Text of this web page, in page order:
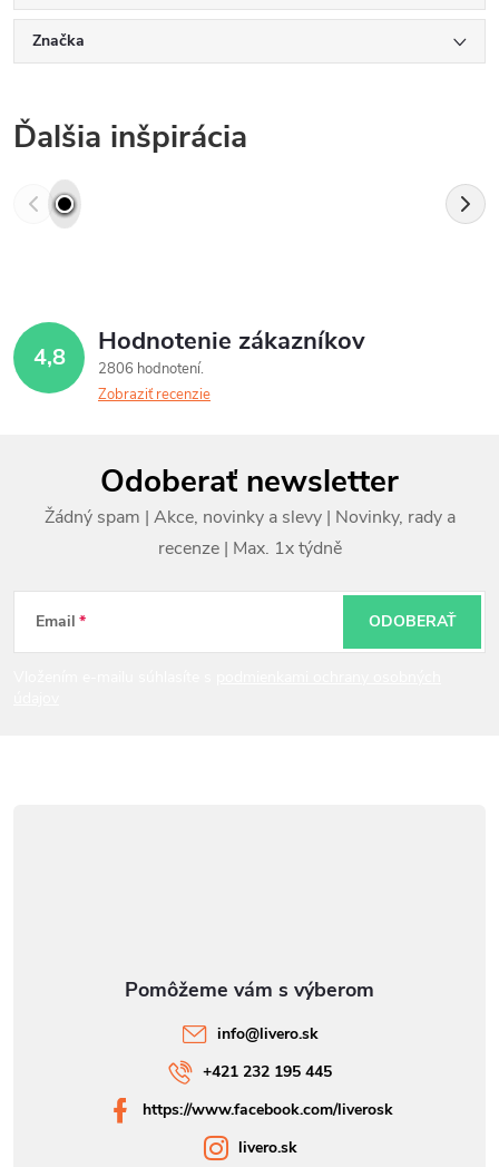
Značka
Ďalšia inšpirácia
4,8 Hodnotenie zákazníkov
2806 hodnotení
Zobraziť recenzie
ä
Odoberať newsletter
Email ODOBERAŤ
info@livero.sk
+421 232 195 445
https://www.facebook.com/liverosk
livero.sk